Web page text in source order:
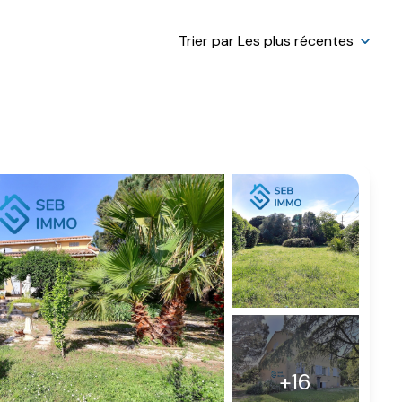
Trier par Les plus récentes
+16